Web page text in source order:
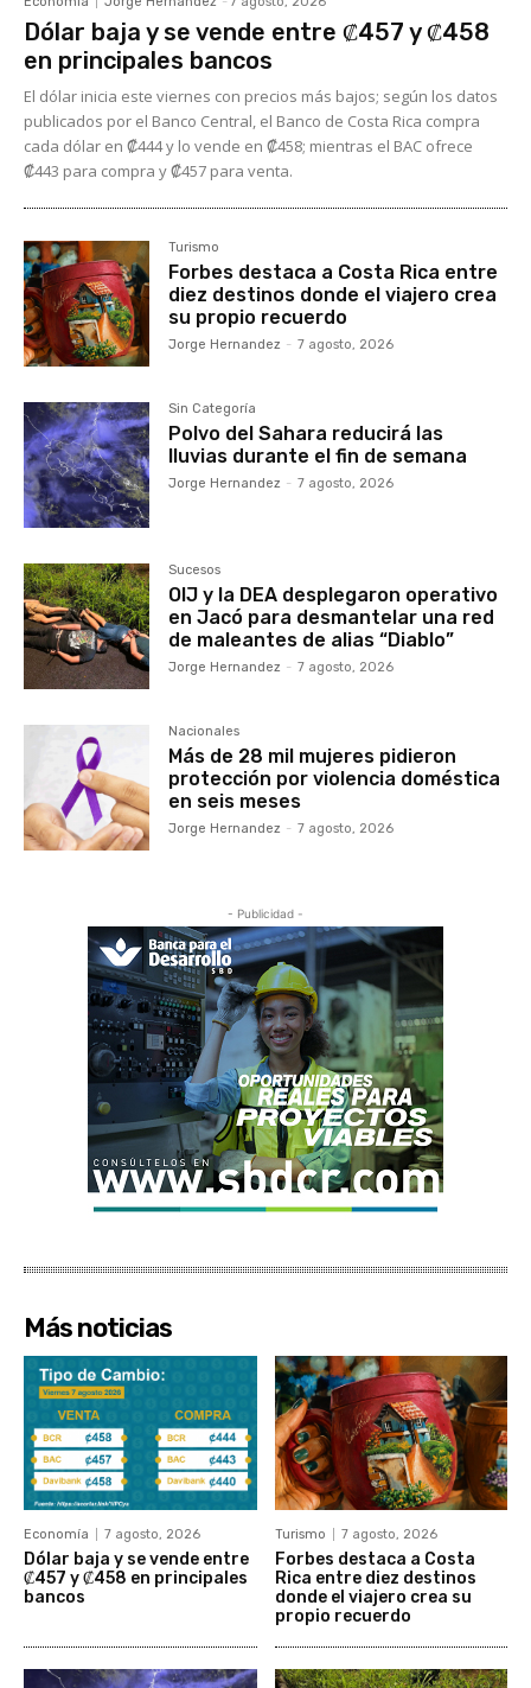
Dólar baja y se vende entre ₡457 y ₡458
en principales bancos
El dólar inicia este viernes con precios más bajos; según los datos
publicados por el Banco Central, el Banco de Costa Rica compra
cada dólar en ₡444 y lo vende en ₡458; mientras el BAC ofrece
₡443 para compra y ₡457 para venta.
Turismo
Forbes destaca a Costa Rica entre
diez destinos donde el viajero crea
su propio recuerdo
Jorge Hernandez - 7 agosto, 2026
Sin Categoría
Polvo del Sahara reducirá las
lluvias durante el fin de semana
Jorge Hernandez - 7 agosto, 2026
Sucesos
OIJ y la DEA desplegaron operativo
en Jacó para desmantelar una red
de maleantes de alias “Diablo”
Jorge Hernandez - 7 agosto, 2026
Nacionales
Más de 28 mil mujeres pidieron
protección por violencia doméstica
en seis meses
Jorge Hernandez - 7 agosto, 2026
- Publicidad -
Más noticias
Economía 7 agosto, 2026
Dólar baja y se vende entre
₡457 y ₡458 en principales
bancos
Turismo 7 agosto, 2026
Forbes destaca a Costa
Rica entre diez destinos
donde el viajero crea su
propio recuerdo